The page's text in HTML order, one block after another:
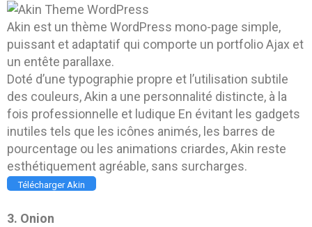
Akin est un thème WordPress mono-page simple,
puissant et adaptatif qui comporte un portfolio Ajax et
un entête parallaxe.
Doté d’une typographie propre et l’utilisation subtile
des couleurs, Akin a une personnalité distincte, à la
fois professionnelle et ludique En évitant les gadgets
inutiles tels que les icônes animés, les barres de
pourcentage ou les animations criardes, Akin reste
esthétiquement agréable, sans surcharges.
Télécharger Akin
3. Onion